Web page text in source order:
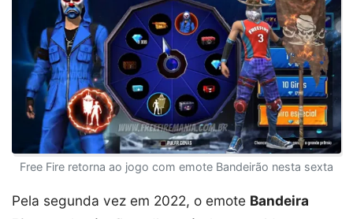
Free Fire retorna ao jogo com emote Bandeirão nesta sexta
Pela segunda vez em 2022, o emote Bandeira